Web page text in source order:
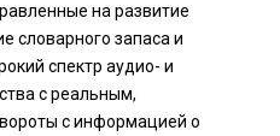
на развитие
словарного запаса и
спектр аудио- и
с реальным,
с информацией о